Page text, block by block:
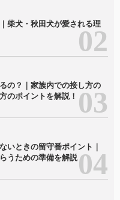
柴犬・秋田犬が愛される理
の？｜家族内での接し方の
のポイントを解説！
いときの留守番ポイント｜
うための準備を解説